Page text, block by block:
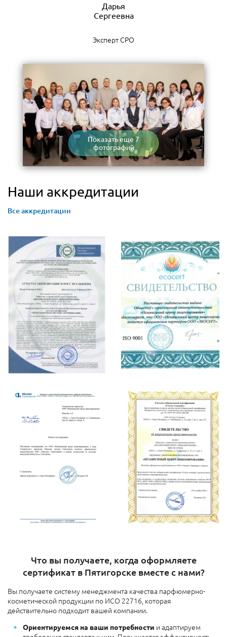
Дарья
Сергеевна
Эксперт СРО
Показать еще 7
фотографий
Наши аккредитации
Все аккредитации
Что вы получаете, когда оформляете
сертификат в Пятигорске вместе с нами?
Вы получаете систему менеджмента качества парфюмерно-
косметической продукции по ИСО 22716, которая
действительно подходит вашей компании.
Ориентируемся на ваши потребности и адаптируем